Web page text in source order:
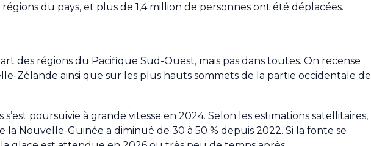
du pays, et plus de 1,4 million de personnes ont été déplacées.
des régions du Pacifique Sud-Ouest, mais pas dans toutes. On recense
Zélande ainsi que sur les plus hauts sommets de la partie occidentale de
poursuivie à grande vitesse en 2024. Selon les estimations satellitaires,
la Nouvelle-Guinée a diminué de 30 à 50 % depuis 2022. Si la fonte se